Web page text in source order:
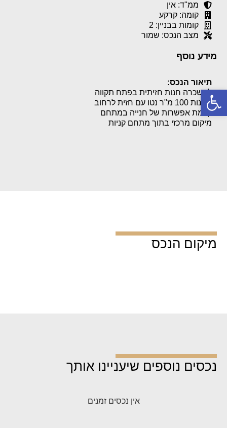
פתח סרגל נגישות
ממ"ד: אין
קומה: קרקע
קומות בבניין: 2
מצב הנכס: שמור
מידע נוסף
תיאור הנכס:
להשכרה חנות חזיתית בפתח תקווה
החנות 100 מ"ר נטו עם חזית לרחוב
קיימת אפשרות של חנייה במתחם
מיקום מרכזי בתוך מתחם קניות
מיקום הנכס
נכסים נוספים שיעניינו אותך
אין נכסים זמנים